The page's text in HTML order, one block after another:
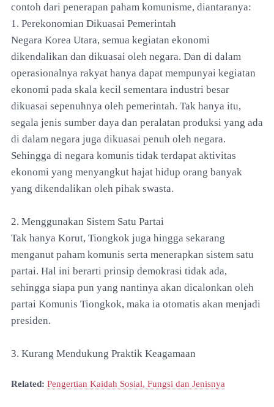
contoh dari penerapan paham komunisme, diantaranya:
1. Perekonomian Dikuasai Pemerintah
Negara Korea Utara, semua kegiatan ekonomi
dikendalikan dan dikuasai oleh negara. Dan di dalam
operasionalnya rakyat hanya dapat mempunyai kegiatan
ekonomi pada skala kecil sementara industri besar
dikuasai sepenuhnya oleh pemerintah. Tak hanya itu,
segala jenis sumber daya dan peralatan produksi yang ada
di dalam negara juga dikuasai penuh oleh negara.
Sehingga di negara komunis tidak terdapat aktivitas
ekonomi yang menyangkut hajat hidup orang banyak
yang dikendalikan oleh pihak swasta.
2. Menggunakan Sistem Satu Partai
Tak hanya Korut, Tiongkok juga hingga sekarang
menganut paham komunis serta menerapkan sistem satu
partai. Hal ini berarti prinsip demokrasi tidak ada,
sehingga siapa pun yang nantinya akan dicalonkan oleh
partai Komunis Tiongkok, maka ia otomatis akan menjadi
presiden.
3. Kurang Mendukung Praktik Keagamaan
Related: Pengertian Kaidah Sosial, Fungsi dan Jenisnya